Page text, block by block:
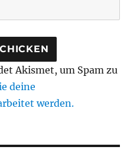
Akismet, um Spam zu
deine
werden.